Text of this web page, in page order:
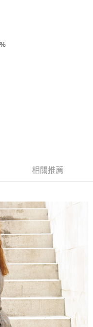
支付方式。 讓您購物簡單
。
為交易完成。
若您需要取消訂單，請聯絡
帳頁面顯示為準，若有關於
，請聯繫「AFTEE先享後付
support/home
先享後付」服務完成之交
將交易相關給付款項請求債
：
監護人之同意方可使用
之損失，本公司不負相關責
號之用戶狀況，依本公司即
相關推薦